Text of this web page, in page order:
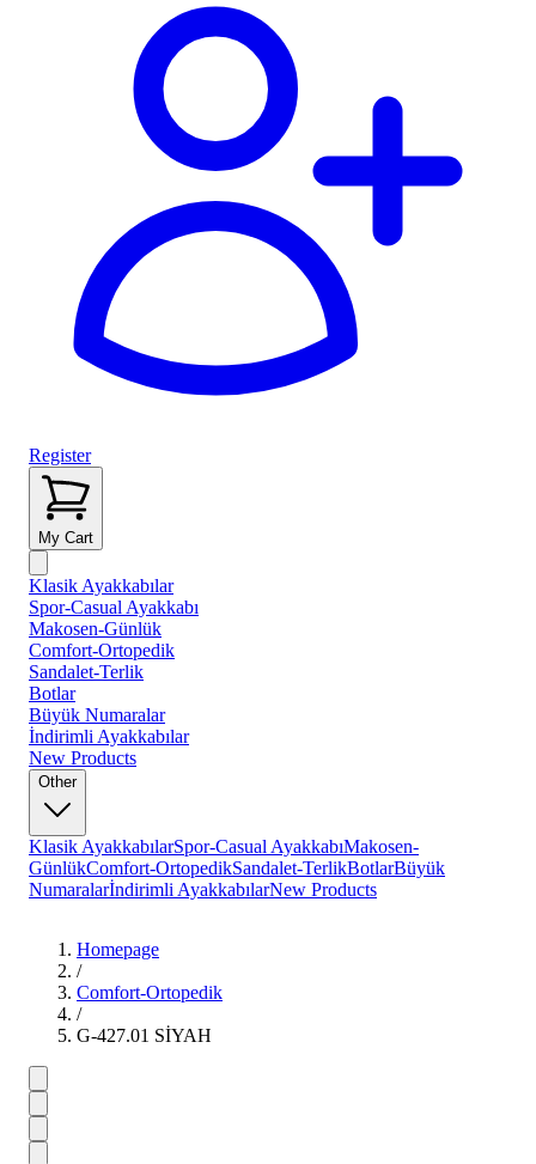
Register
My Cart
Klasik Ayakkabılar
Spor-Casual Ayakkabı
Makosen-Günlük
Comfort-Ortopedik
Sandalet-Terlik
Botlar
Büyük Numaralar
İndirimli Ayakkabılar
New Products
Other
Klasik AyakkabılarSpor-Casual AyakkabıMakosen-
GünlükComfort-OrtopedikSandalet-TerlikBotlarBüyük
Numaralarİndirimli AyakkabılarNew Products
Homepage
/
Comfort-Ortopedik
/
G-427.01 SİYAH